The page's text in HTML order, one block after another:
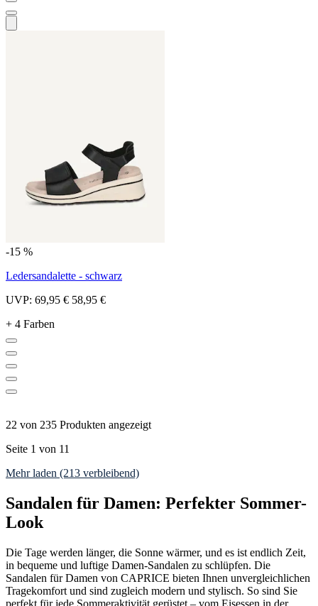
-15 %
Ledersandalette - schwarz
UVP: 69,95 € 58,95 €
+ 4 Farben
22 von 235 Produkten angezeigt
Seite 1 von 11
Mehr laden (213 verbleibend)
Sandalen für Damen: Perfekter Sommer-
Look
Die Tage werden länger, die Sonne wärmer, und es ist endlich Zeit,
in bequeme und luftige Damen-Sandalen zu schlüpfen. Die
Sandalen für Damen von CAPRICE bieten Ihnen unvergleichlichen
Tragekomfort und sind zugleich modern und stylisch. So sind Sie
perfekt für jede Sommeraktivität gerüstet – vom Eisessen in der